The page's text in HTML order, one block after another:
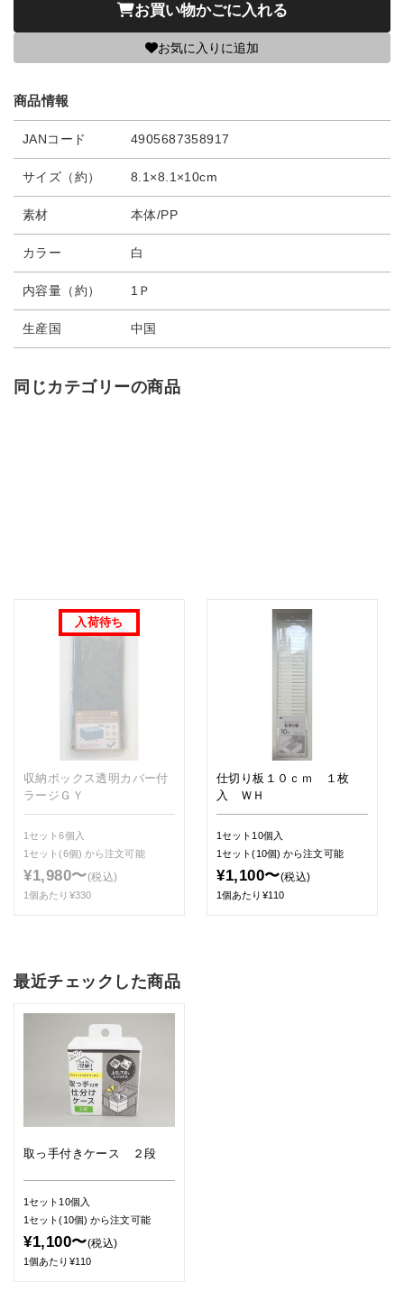
お買い物かごに入れる
お気に入りに追加
商品情報
JANコード 4905687358917
サイズ（約） 8.1×8.1×10cm
素材 本体/PP
カラー 白
内容量（約） 1Ｐ
生産国 中国
同じカテゴリーの商品
収納ボックス透明カバー付
ラージＧＹ
1セット6個入
1セット(6個) から注文可能
¥1,980〜(税込)
1個あたり¥330
仕切り板１０ｃｍ １枚
入 ＷＨ
1セット10個入
1セット(10個)から注文可能
¥1,100〜(税込)
1個あたり¥110
最近チェックした商品
取っ手付きケース ２段
1セット10個入
1セット(10個)から注文可能
¥1,100〜(税込)
1個あたり¥110